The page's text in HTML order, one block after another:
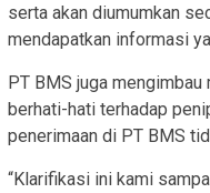
serta akan diumumkan
mendapatkan informasi
PT BMS juga
berhati-hati terhadap
penerimaan di PT BMS
“Klarifikasi ini kami